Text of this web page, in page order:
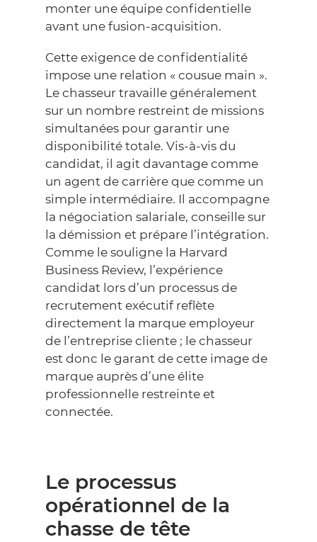
monter une équipe confidentielle
avant une fusion-acquisition.
Cette exigence de confidentialité
impose une relation « cousue main ».
Le chasseur travaille généralement
sur un nombre restreint de missions
simultanées pour garantir une
disponibilité totale. Vis-à-vis du
candidat, il agit davantage comme
un agent de carrière que comme un
simple intermédiaire. Il accompagne
la négociation salariale, conseille sur
la démission et prépare l’intégration.
Comme le souligne la Harvard
Business Review, l’expérience
candidat lors d’un processus de
recrutement exécutif reflète
directement la marque employeur
de l’entreprise cliente ; le chasseur
est donc le garant de cette image de
marque auprès d’une élite
professionnelle restreinte et
connectée.
Le processus
opérationnel de la
chasse de tête